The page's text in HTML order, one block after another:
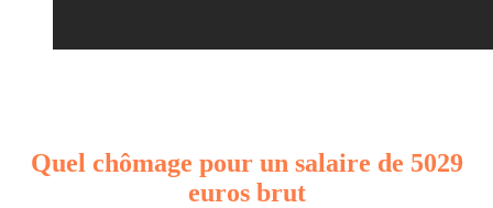
Quel chômage pour un salaire de 5029
euros brut